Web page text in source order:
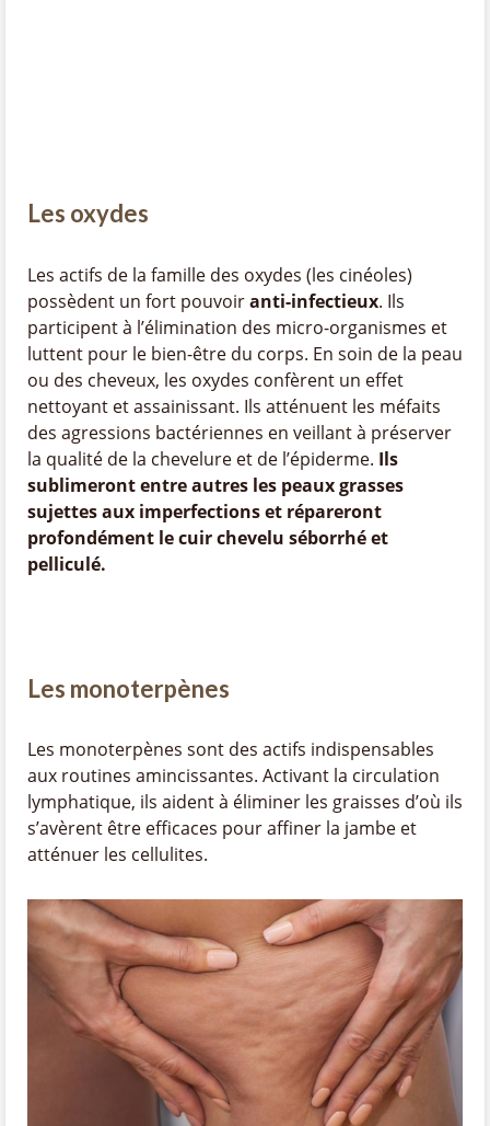
Les oxydes
Les actifs de la famille des oxydes (les cinéoles)
possèdent un fort pouvoiranti-infectieux. Ils
participent à l’élimination des micro-organismes et
luttent pour le bien-être du corps. En soin de la peau
ou des cheveux, les oxydes confèrent un effet
nettoyant et assainissant. Ils atténuent les méfaits
des agressions bactériennes en veillant à préserver
la qualité de la chevelure et de l’épiderme. Ils
sublimeront entre autres les peaux grasses
sujettes aux imperfections et répareront
profondément le cuir chevelu séborrhé et
pelliculé.
Les monoterpènes
Les monoterpènes sont des actifs indispensables
aux routines amincissantes. Activant la circulation
lymphatique, ils aident à éliminer les graisses d’où ils
s’avèrent être efficaces pour affiner la jambe et
atténuer les cellulites.